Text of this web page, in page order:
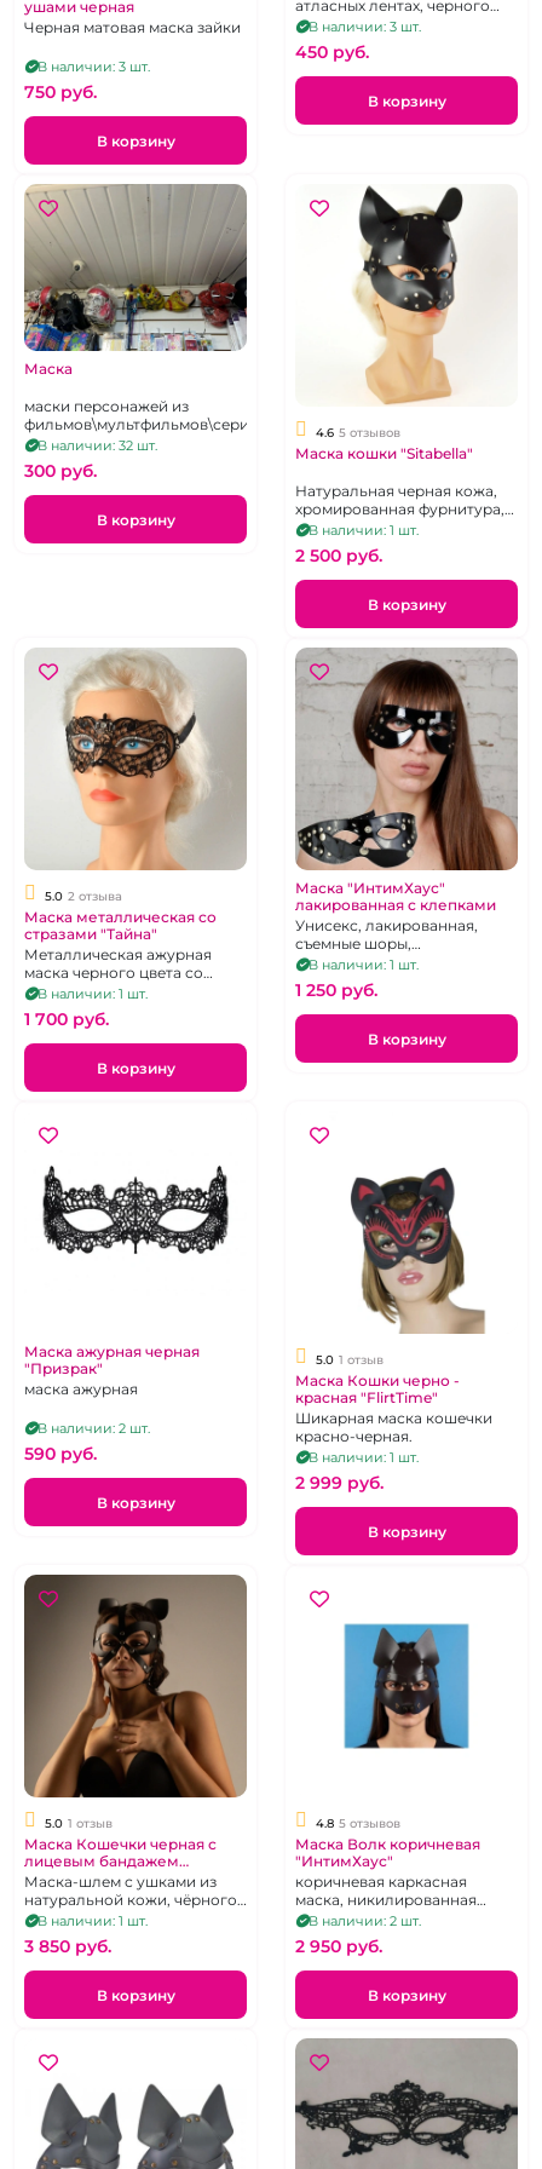
ушами черная
Черная матовая маска зайки
В наличии: 3 шт.
750 pуб.
В корзину
атласных лентах, черного
цвета
В наличии: 3 шт.
450 pуб.
В корзину
Маска
маски персонажей из
фильмов\мультфильмов\сериалов
В наличии: 32 шт.
300 pуб.
В корзину
4.6 5 отзывов
Маска кошки "Sitabella"
Натуральная черная кожа,
хромированная фурнитура,
регулировка "резинка"
В наличии: 1 шт.
2 500 pуб.
В корзину
5.0 2 отзыва
Маска металлическая со
стразами "Тайна"
Металлическая ажурная
маска черного цвета со
стразами
В наличии: 1 шт.
1 700 pуб.
В корзину
Маска "ИнтимХаус"
лакированная с клепками
Унисекс, лакированная,
съемные шоры,
никелированная фурнитура,
регулировка обхвата при
помощи пряжки
В наличии: 1 шт.
1 250 pуб.
В корзину
Маска ажурная черная
"Призрак"
маска ажурная
В наличии: 2 шт.
590 pуб.
В корзину
5.0 1 отзыв
Маска Кошки черно -
красная "FlirtTime"
Шикарная маска кошечки
красно-черная.
В наличии: 1 шт.
2 999 pуб.
В корзину
5.0 1 отзыв
Маска Кошечки черная с
лицевым бандажем
"CrazyHandmade"
Маска-шлем с ушками из
натуральной кожи, чёрного
цвета
В наличии: 1 шт.
3 850 pуб.
В корзину
4.8 5 отзывов
Маска Волк коричневая
"ИнтимХаус"
коричневая каркасная
маска, никилированная
фурнитура, крепление -
регулируемая резинка
В наличии: 2 шт.
2 950 pуб.
В корзину